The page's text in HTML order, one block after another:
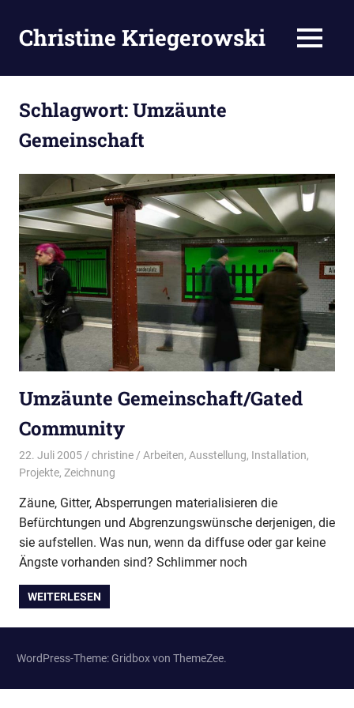
Inhalt
springen
Christine Kriegerowski MENÜ
Schlagwort:Umzäunte
Gemeinschaft
Umzäunte Gemeinschaft/Gated
Community
22. Juli 2005 christine Arbeiten, Ausstellung, Installation,
Projekte, Zeichnung
Zäune, Gitter, Absperrungen materialisieren die
Befürchtungen und Abgrenzungswünsche derjenigen, die
sie aufstellen. Was nun, wenn da diffuse oder gar keine
Ängste vorhanden sind? Schlimmer noch
WEITERLESEN
WordPress-Theme: Gridbox von ThemeZee.